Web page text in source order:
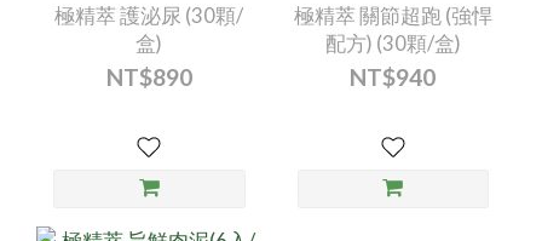
極精萃 護泌尿 (30顆/
盒)
NT$890
極精萃 關節超跑 (強悍
配方) (30顆/盒)
NT$940